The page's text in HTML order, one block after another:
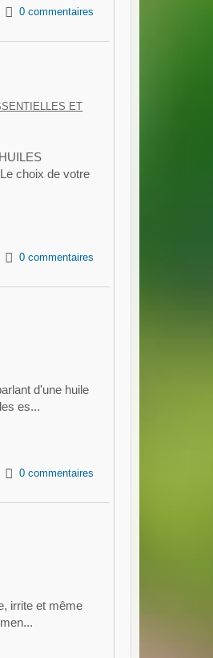
0 commentaires
ET
choix de votre
0 commentaires
d'une huile
es...
0 commentaires
irrite et même